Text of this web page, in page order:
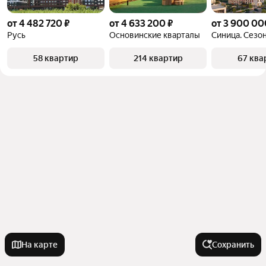
от 4 482 720 ₽
Русь
58 квартир
от 4 633 200 ₽
Основинские кварталы
214 квартир
от 3 900
Синица.
67
На карте Сохранить